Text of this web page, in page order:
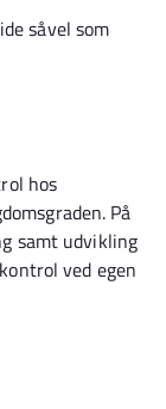
såvel som
hos
På
samt udvikling
ved egen